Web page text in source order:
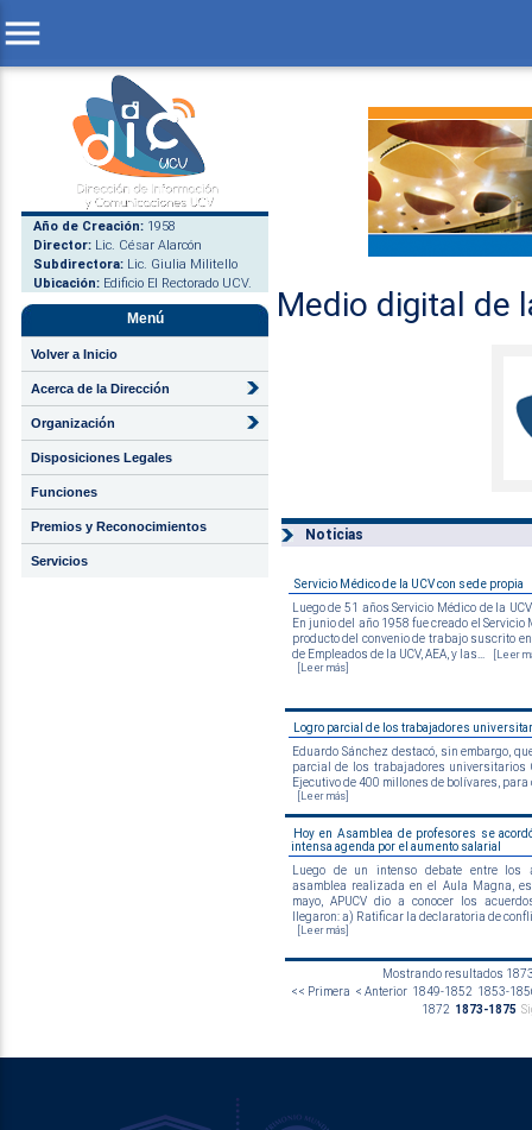
menu
Año de Creación: 1958
Director: Lic. César Alarcón
Subdirectora: Lic. Giulia Militello
Ubicación: Edificio El Rectorado UCV.
Menú
Volver a Inicio
Acerca de la Dirección
Organización
Disposiciones Legales
Funciones
Premios y Reconocimientos
Servicios
Medio digital de
Noticias
Servicio Médico de la UCV con sede propia
Luego de 51 años Servicio Médico de la
En junio del año 1958 fue creado el Servicio
producto del convenio de trabajo suscrito
de Empleados de la UCV, AEA, y las...
[Leer
[Leer más]
Logro parcial de los trabajadores
Eduardo Sánchez destacó, sin embargo,
parcial de los trabajadores universitarios
Ejecutivo de 400 millones de bolívares, para
[Leer más]
Hoy en Asamblea de profesores se
intensa agenda por el aumento salarial
Luego de un intenso debate entre los
asamblea realizada en el Aula Magna,
mayo, APUCV dio a conocer los
llegaron: a) Ratificar la declaratoria de
[Leer más]
Mostrando resultados
<< Primera < Anterior 1849-1852 1853-
1872 1873-1875